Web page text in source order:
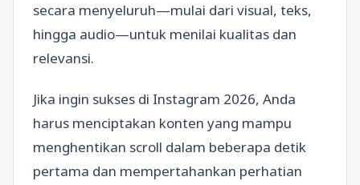
secara menyeluruh—mulai dari visual, teks,
hingga audio—untuk menilai kualitas dan
relevansi.
Jika ingin sukses di Instagram 2026, Anda
harus menciptakan konten yang mampu
menghentikan scroll dalam beberapa detik
pertama dan mempertahankan perhatian